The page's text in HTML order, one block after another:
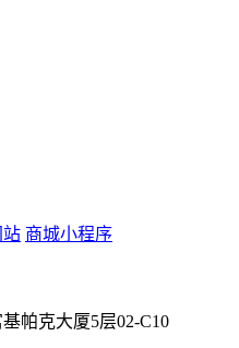
站 商城小程序
帕克大厦5层02-C10